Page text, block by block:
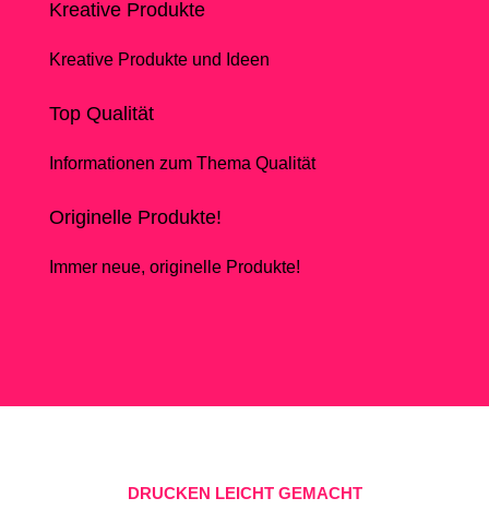
Kreative Produkte
Kreative Produkte und Ideen
Top Qualität
Informationen zum Thema Qualität
Originelle Produkte!
Immer neue, originelle Produkte!
DRUCKEN LEICHT GEMACHT